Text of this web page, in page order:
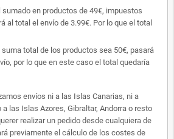
en productos de 49€, impuestos
al total el envío de 3.99€. Por lo que el total
suma total de los productos sea 50€, pasará
por lo que en este caso el total quedaría
envíos ni a las Islas Canarias, ni a
las Islas Azores, Gibraltar, Andorra o resto
realizar un pedido desde cualquiera de
previamente el cálculo de los costes de